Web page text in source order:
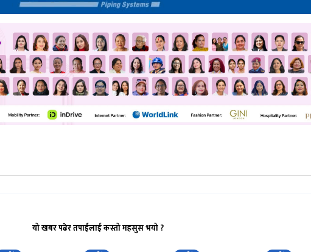
यो खबर पढेर तपाईलाई कस्तो महसुस भयो ?